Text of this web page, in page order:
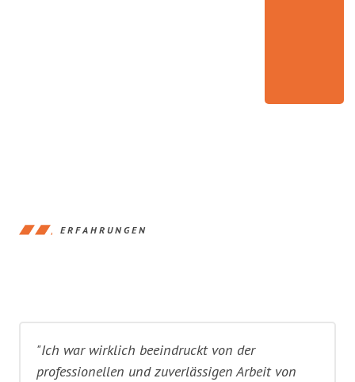
ERFAHRUNGEN
"Ich war wirklich beeindruckt von der
professionellen und zuverlässigen Arbeit von